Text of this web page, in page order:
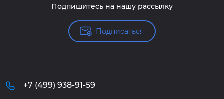
Подпишитесь на нашу рассылку
Подписаться
+7 (499) 938-91-59